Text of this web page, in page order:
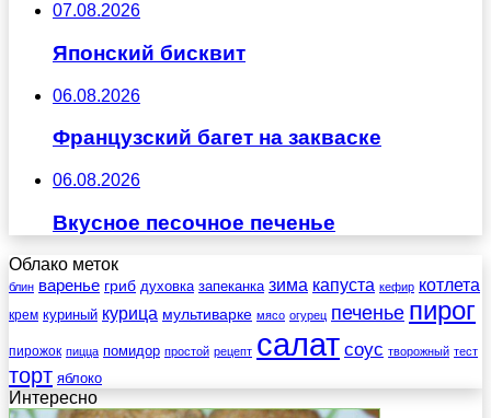
07.08.2026
Японский бисквит
06.08.2026
Французский багет на закваске
06.08.2026
Вкусное песочное печенье
Облако меток
блин варенье гриб духовка запеканка зима капуста кефир котлета
крем куриный курица мультиварке мясо огурец печенье пирог
пирожок пицца помидор простой рецепт салат соус творожный тест
торт яблоко
Интересно